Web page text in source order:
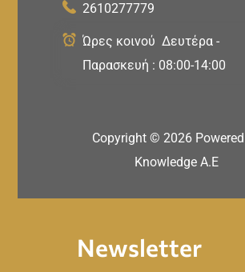
2610277779
Ώρες κοινού Δευτέρα -
Παρασκευή : 08:00-14:00
Copyright © 2026
Knowledge A.E
Newsletter